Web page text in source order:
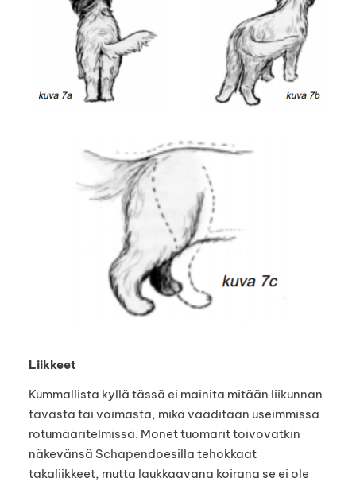
Liikkeet
Kummallista kyllä tässä ei mainita mitään liikunnan
tavasta tai voimasta, mikä vaaditaan useimmissa
rotumääritelmissä. Monet tuomarit toivovatkin
näkevänsä Schapendoesilla tehokkaat
takaliikkeet, mutta laukkaavana koirana se ei ole